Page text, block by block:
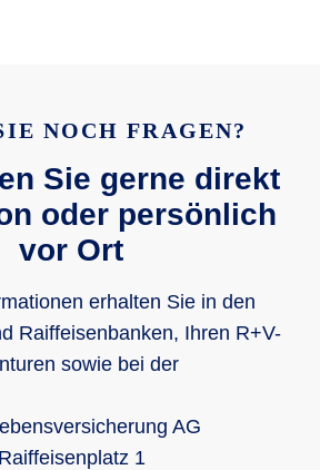
NOCH FRAGEN?
Sie gerne direkt
oder persönlich
vor Ort
erhalten Sie in den
Raiffeisenbanken, Ihren R+V-
sowie bei der
AG
Raiffeisenplatz 1